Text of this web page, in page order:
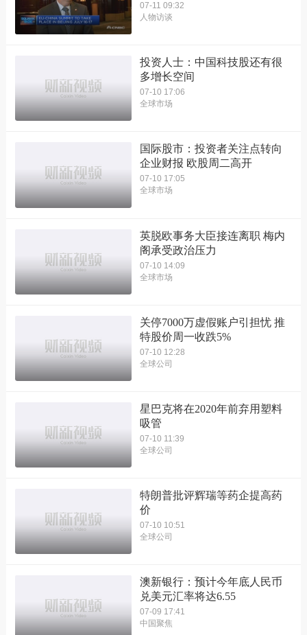
07-11 09:32
人物访谈
投资人士：中国科技股还有很
多增长空间
07-10 17:06
全球市场
国际股市：投资者关注点转向
企业财报 欧股周二高开
07-10 17:05
全球市场
英脱欧事务大臣接连离职 梅内
阁承受政治压力
07-10 14:09
全球市场
关停7000万虚假账户引担忧 推
特股价周一收跌5%
07-10 12:28
全球公司
星巴克将在2020年前弃用塑料
吸管
07-10 11:39
全球公司
特朗普批评辉瑞等药企提高药
价
07-10 10:51
全球公司
澳新银行：预计今年底人民币
兑美元汇率将达6.55
07-09 17:41
中国聚焦